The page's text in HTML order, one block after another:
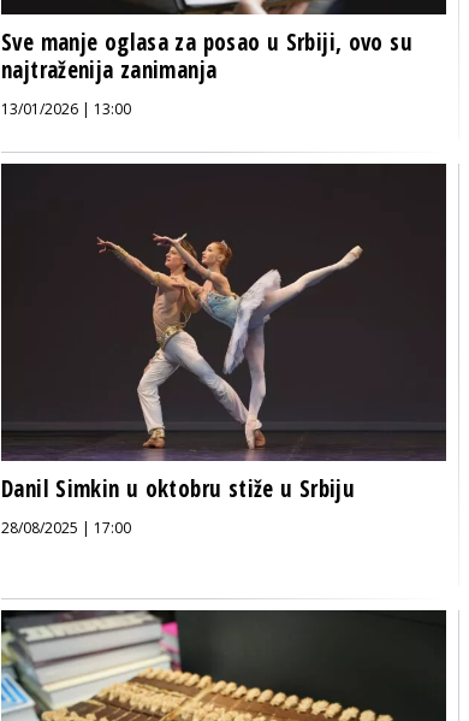
Sve manje oglasa za posao u Srbiji, ovo su
najtraženija zanimanja
13/01/2026 | 13:00
Danil Simkin u oktobru stiže u Srbiju
28/08/2025 | 17:00